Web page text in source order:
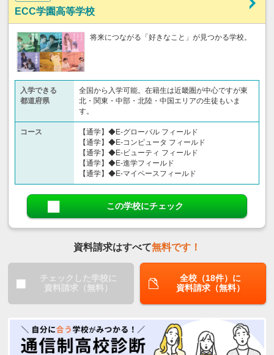
ECC学園高等学校
将来につながる「好きなこと」が見つかる学校。
入学できる
都道府県
全国から入学可能。在籍生は近畿圏が中心ですが東
北・関東・中部・北陸・中国エリアの生徒もいま
す。
コース
【通学】◆E-グローバル フィールド
【通学】◆E-コンピュータ フィールド
【通学】◆E-ビューティ フィールド
【通学】◆E-進学フィールド
【通学】◆E-マイペースフィールド
この学校にチェック
資料請求はすべて無料です！
チェックした学校に
資料請求（無料）
全校（18件）に
資料請求（無料）